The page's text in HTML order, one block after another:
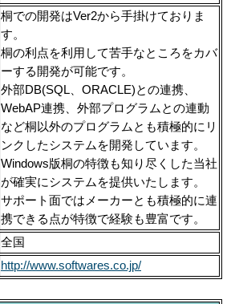
桐での開発はVer2から手掛けておりま
す。
桐の利点を利用して苦手なところをカバ
ーする開発が可能です。
外部DB(SQL、ORACLE)との連携、
WebAP連携、外部プログラムとの連動
など桐以外のプログラムとも積極的にリ
ンクしたシステムを開発しています。
Windows版桐の特徴も知り尽くした当社
が確実にシステムを提供いたします。
サポート面ではメーカーとも積極的に連
携できる点が特徴で経験も豊富です。
全国
http://www.softwares.co.jp/